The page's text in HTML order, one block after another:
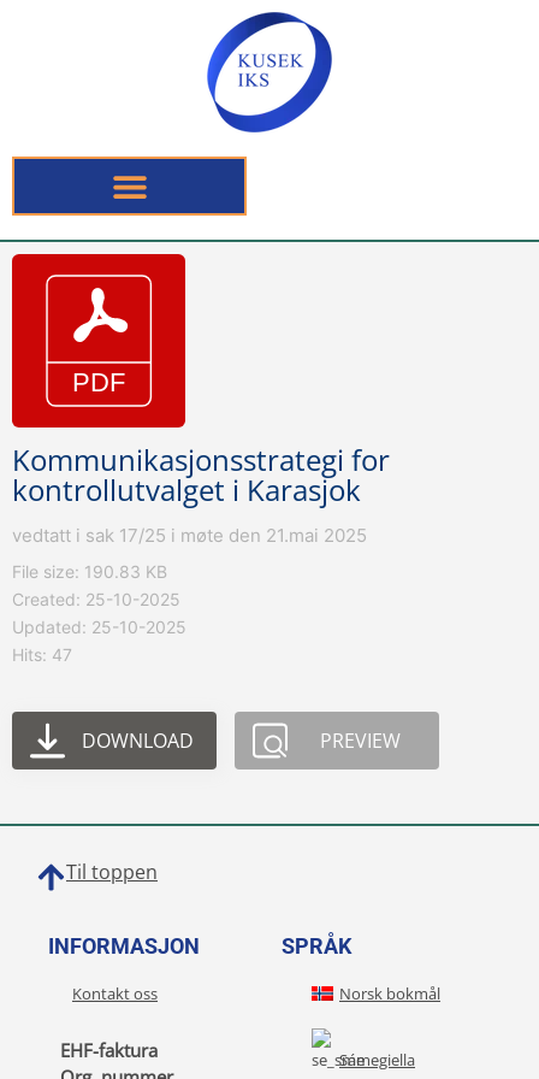
Kommunikasjonsstrategi for
kontrollutvalget i Karasjok
vedtatt i sak 17/25 i møte den 21.mai 2025
File size: 190.83 KB
Created: 25-10-2025
Updated: 25-10-2025
Hits: 47
DOWNLOAD PREVIEW
Til toppen
INFORMASJON
Kontakt oss
EHF-faktura
SPRÅK
Norsk bokmål
Sámegiella